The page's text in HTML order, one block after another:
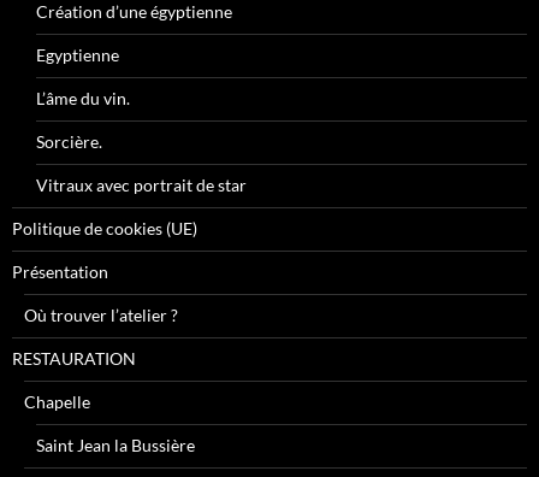
Création d’une égyptienne
Egyptienne
L’âme du vin.
Sorcière.
Vitraux avec portrait de star
Politique de cookies (UE)
Présentation
Où trouver l’atelier ?
RESTAURATION
Chapelle
Saint Jean la Bussière